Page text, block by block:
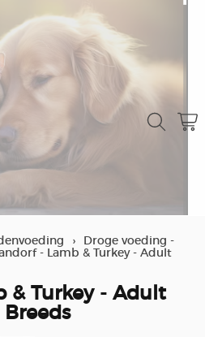
›
Droge voeding -
- Lamb & Turkey - Adult
& Turkey - Adult